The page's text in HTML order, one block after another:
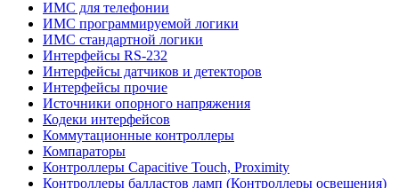
ИМС для телефонии
ИМС программируемой логики
ИМС стандартной логики
Интерфейсы RS-232
Интерфейсы датчиков и детекторов
Интерфейсы прочие
Источники опорного напряжения
Кодеки интерфейсов
Коммутационные контроллеры
Компараторы
Контроллеры Capacitive Touch, Proximity
Контроллеры балластов ламп (Контроллеры освещения)